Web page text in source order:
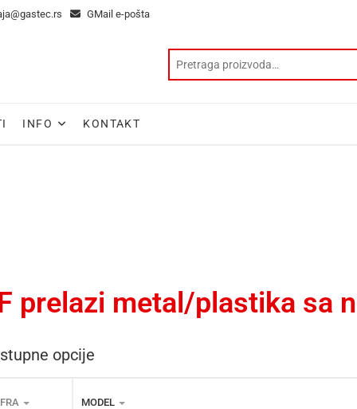
GMail e-pošta
INFO KONTAKT
prelazi metal/plastika sa
opcije
MODEL